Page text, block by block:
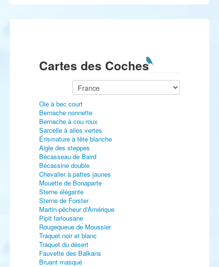
Cartes des Coches
Oie à bec court
Bernache nonnette
Bernache à cou roux
Sarcelle à ailes vertes
Érismature à tête blanche
Aigle des steppes
Bécasseau de Baird
Bécassine double
Chevalier à pattes jaunes
Mouette de Bonaparte
Sterne élégante
Sterne de Forster
Martin-pêcheur d'Amérique
Pipit farlousane
Rougequeue de Moussier
Traquet noir et blanc
Traquet du désert
Fauvette des Balkans
Bruant masqué